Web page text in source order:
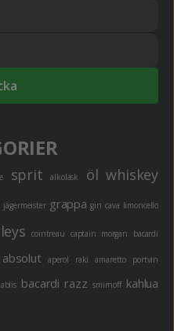
sprit alkoläsk öl whiskey
jägermeister grappa gin cava limoncello
cointreau captain morgan bacardi
absolut aperol raki amaretto portvin
bacardi razz smirnoff kahlua